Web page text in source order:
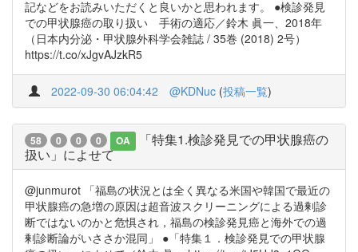
記などをお読みいただくと良いかと思われます。 ●検診発見
での甲状腺癌の取り扱い 手術の適応／鈴木 眞一、2018年
（日本内分泌・甲状腺外科学会雑誌 / 35巻 (2018) 2号）
https://t.co/xJgvAJzkR5
2022-09-30 06:04:42 @KDNuc (投稿一覧)
58 0 0 0 OA
「特集1.検診発見での甲状腺癌の
扱い」によせて
@junmurot 「福島の状況とは全く異なる米国や韓国で最近の
甲状腺癌の急増の原因は超音波スクリーニングによる過剰診
断ではないのかと危惧され，福島の検診発見癌と海外での過
剰診断論がいささか混同」 ●「特集１．検診発見での甲状腺